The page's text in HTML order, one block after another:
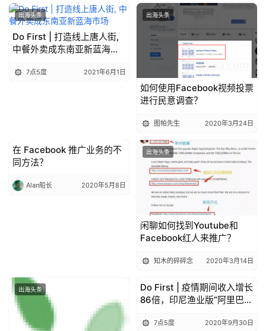
出海头条
Do First | 打造线上唐人街,
中餐外卖成东南亚新蓝海市
7点5度 2021年6月1日
出海头条
如何使用Facebook视频投票
进行民意调查？
图帕先生 2020年3月24日
出海头条
在 Facebook 推广业务的不
同方法？
Alan船长 2020年5月8日
出海头条
闲聊如何找到Youtube和
Facebook红人来推广？
知木的碎碎念 2020年3月14日
出海头条 出海头条
Do First | 疫情期间收入增长
86倍，印尼渔业版“阿里巴
7点5度 2020年9月30日